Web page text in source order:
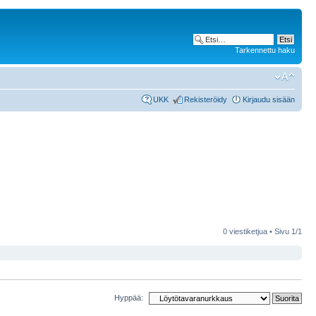
Tarkennettu haku
UKK Rekisteröidy Kirjaudu sisään
0 viestiketjua • Sivu 1/1
Hyppää: